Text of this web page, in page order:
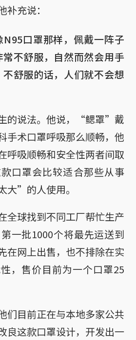
充说：
N95口罩那样，佩戴一阵子
不舒服，自然而然会用手
舒服的话，人们就不会想
的说法。他说，“鳃罩”戴
手术口罩呼吸那么顺畅，他
呼吸顺畅和安全性两者间取
口罩会比较适合那些从事
大”的人使用。
全球找到不同工厂帮忙生产
一批1000个将最先运送到
在网上出售，也不排除在实
，售价目前为一个口罩25
们目前正在与本地多家公共
良这款口罩设计，开发出一